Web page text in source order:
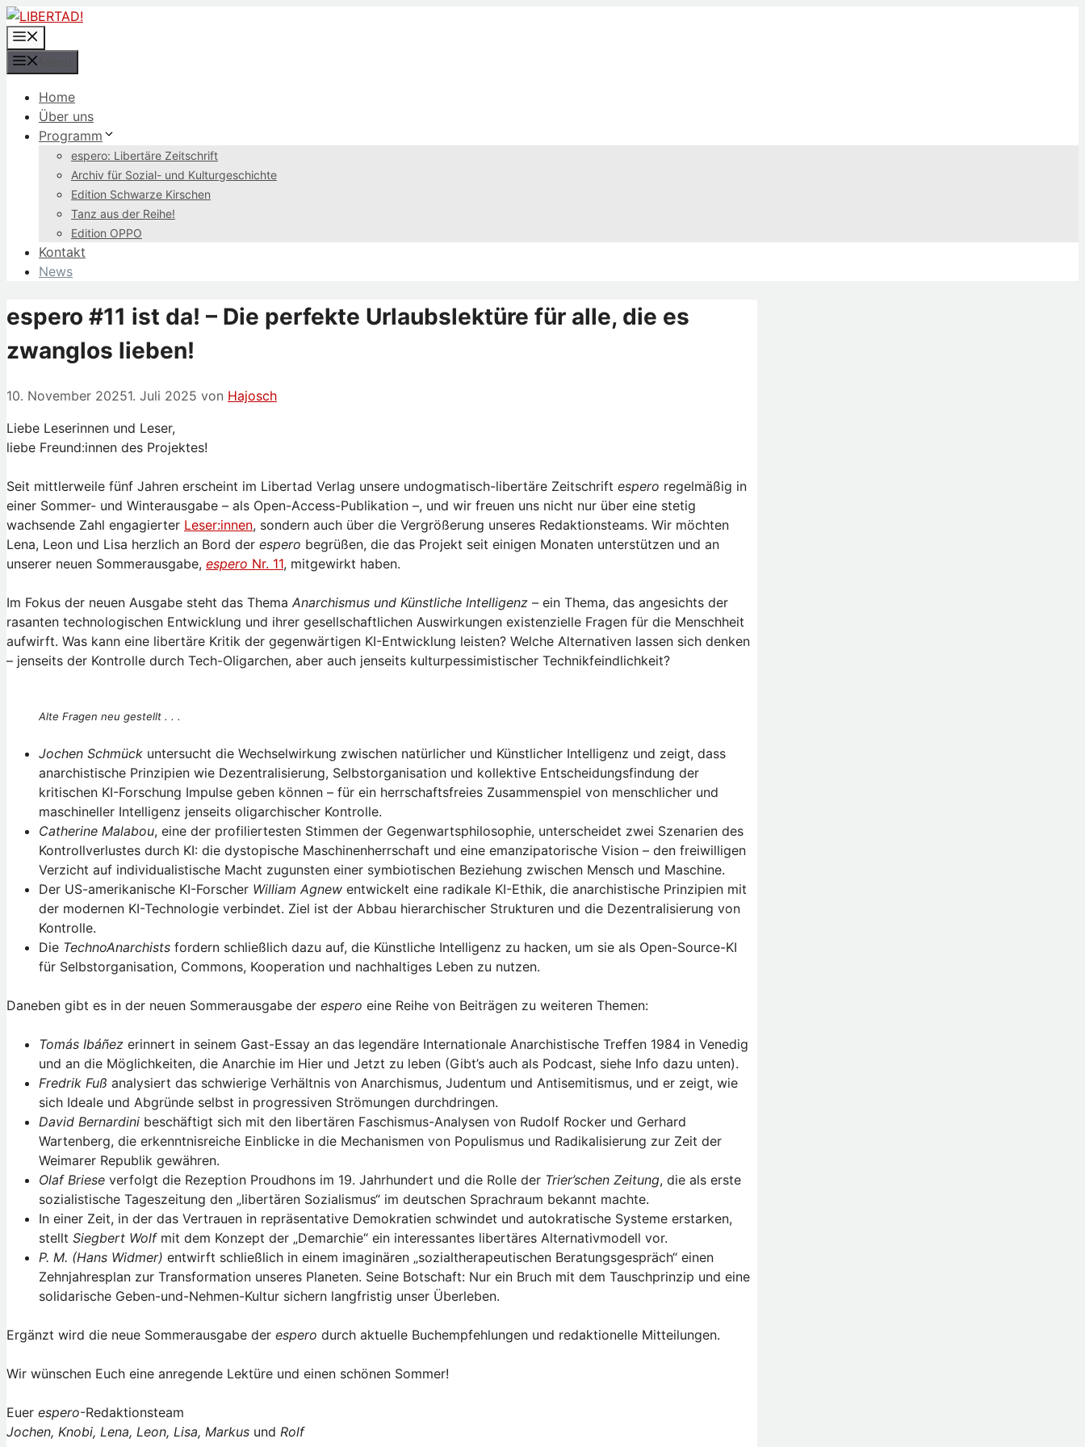
Zum
Inhalt
springen
Home
Über uns
Programm
espero: Libertäre Zeitschrift
Archiv für Sozial- und Kulturgeschichte
Edition Schwarze Kirschen
Tanz aus der Reihe!
Edition OPPO
Kontakt
News
espero #11 ist da! – Die perfekte Urlaubslektüre für alle, die es
zwanglos lieben!
10. November 20251. Juli 2025 von Hajosch
Liebe Leserinnen und Leser,
liebe Freund:innen des Projektes!
Seit mittlerweile fünf Jahren erscheint im Libertad Verlag unsere undogmatisch-libertäre Zeitschrift espero regelmäßig in
einer Sommer- und Winterausgabe – als Open-Access-Publikation –, und wir freuen uns nicht nur über eine stetig
wachsende Zahl engagierter Leser:innen, sondern auch über die Vergrößerung unseres Redaktionsteams. Wir möchten
Lena, Leon und Lisa herzlich an Bord der espero begrüßen, die das Projekt seit einigen Monaten unterstützen und an
unserer neuen Sommerausgabe, espero Nr. 11, mitgewirkt haben.
Im Fokus der neuen Ausgabe steht das Thema Anarchismus und Künstliche Intelligenz – ein Thema, das angesichts der
rasanten technologischen Entwicklung und ihrer gesellschaftlichen Auswirkungen existenzielle Fragen für die Menschheit
aufwirft. Was kann eine libertäre Kritik der gegenwärtigen KI-Entwicklung leisten? Welche Alternativen lassen sich denken
– jenseits der Kontrolle durch Tech-Oligarchen, aber auch jenseits kulturpessimistischer Technikfeindlichkeit?
Alte Fragen neu gestellt . . .
Jochen Schmück untersucht die Wechselwirkung zwischen natürlicher und Künstlicher Intelligenz und zeigt, dass
anarchistische Prinzipien wie Dezentralisierung, Selbstorganisation und kollektive Entscheidungsfindung der
kritischen KI-Forschung Impulse geben können – für ein herrschaftsfreies Zusammenspiel von menschlicher und
maschineller Intelligenz jenseits oligarchischer Kontrolle.
Catherine Malabou, eine der profiliertesten Stimmen der Gegenwartsphilosophie, unterscheidet zwei Szenarien des
Kontrollverlustes durch KI: die dystopische Maschinenherrschaft und eine emanzipatorische Vision – den freiwilligen
Verzicht auf individualistische Macht zugunsten einer symbiotischen Beziehung zwischen Mensch und Maschine.
Der US-amerikanische KI-Forscher William Agnew entwickelt eine radikale KI-Ethik, die anarchistische Prinzipien mit
der modernen KI-Technologie verbindet. Ziel ist der Abbau hierarchischer Strukturen und die Dezentralisierung von
Kontrolle.
Die TechnoAnarchists fordern schließlich dazu auf, die Künstliche Intelligenz zu hacken, um sie als Open-Source-KI
für Selbstorganisation, Commons, Kooperation und nachhaltiges Leben zu nutzen.
Daneben gibt es in der neuen Sommerausgabe der espero eine Reihe von Beiträgen zu weiteren Themen:
Tomás Ibáñez erinnert in seinem Gast-Essay an das legendäre Internationale Anarchistische Treffen 1984 in Venedig
und an die Möglichkeiten, die Anarchie im Hier und Jetzt zu leben (Gibt’s auch als Podcast, siehe Info dazu unten).
Fredrik Fuß analysiert das schwierige Verhältnis von Anarchismus, Judentum und Antisemitismus, und er zeigt, wie
sich Ideale und Abgründe selbst in progressiven Strömungen durchdringen.
David Bernardini beschäftigt sich mit den libertären Faschismus-Analysen von Rudolf Rocker und Gerhard
Wartenberg, die erkenntnisreiche Einblicke in die Mechanismen von Populismus und Radikalisierung zur Zeit der
Weimarer Republik gewähren.
Olaf Briese verfolgt die Rezeption Proudhons im 19. Jahrhundert und die Rolle der Trier’schen Zeitung, die als erste
sozialistische Tageszeitung den „libertären Sozialismus“ im deutschen Sprachraum bekannt machte.
In einer Zeit, in der das Vertrauen in repräsentative Demokratien schwindet und autokratische Systeme erstarken,
stellt Siegbert Wolfmit dem Konzept der „Demarchie“ ein interessantes libertäres Alternativmodell vor.
P. M. (Hans Widmer) entwirft schließlich in einem imaginären „sozialtherapeutischen Beratungsgespräch“ einen
Zehnjahresplan zur Transformation unseres Planeten. Seine Botschaft: Nur ein Bruch mit dem Tauschprinzip und eine
solidarische Geben-und-Nehmen-Kultur sichern langfristig unser Überleben.
Ergänzt wird die neue Sommerausgabe der espero durch aktuelle Buchempfehlungen und redaktionelle Mitteilungen.
Wir wünschen Euch eine anregende Lektüre und einen schönen Sommer!
Euer espero-Redaktionsteam
Jochen, Knobi, Lena, Leon, Lisa, Markus und Rolf